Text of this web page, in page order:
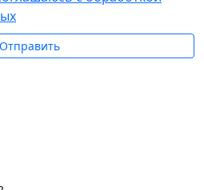
Отправить